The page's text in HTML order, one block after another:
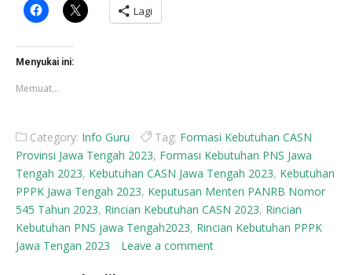
Klik
untuk
Facebook(Membuka
di
jendela
baru)
Klik
untuk
berbagi
Lagi
Menyukai ini:
Memuat...
Category: Info Guru Tag: Formasi Kebutuhan CASN
Provinsi Jawa Tengah 2023, Formasi Kebutuhan PNS Jawa
Tengah 2023, Kebutuhan CASN Jawa Tengah 2023, Kebutuhan
PPPK Jawa Tengah 2023, Keputusan Menteri PANRB Nomor
545 Tahun 2023, Rincian Kebutuhan CASN 2023, Rincian
Kebutuhan PNS jawa Tengah2023, Rincian Kebutuhan PPPK
Jawa Tengan 2023
Leave a comment